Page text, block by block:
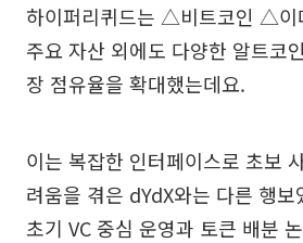
하이퍼리퀴드는 △비트코인 △
주요 자산 외에도 다양한 알트코
장 점유율을 확대했는데요.
이는 복잡한 인터페이스로 초보
려움을 겪은 dYdX와는 다른 행
초기 VC 중심 운영과 토큰 배분